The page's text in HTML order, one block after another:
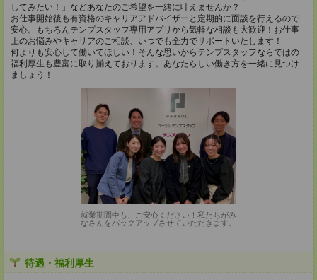
してみたい！」などあなたのご希望を一緒に叶えませんか？
お仕事開始後も有資格のキャリアアドバイザーと定期的に面談を行えるので
安心。もちろんテンプスタッフ専用アプリから気軽な相談も大歓迎！お仕事
上のお悩みやキャリアのご相談、いつでも全力でサポートいたします！
何よりも安心して働いてほしい！そんな思いからテンプスタッフならではの
福利厚生も豊富に取り揃えております。あなたらしい働き方を一緒に見つけ
ましょう！
就業期間中も、ご安心ください！私たちがみ
なさんをバックアップさせていただきます。
待遇・福利厚生